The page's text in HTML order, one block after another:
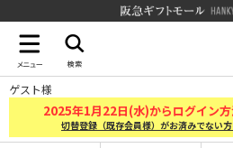
ゲスト様
2025年1月22日(水)からログイン方
切替登録（既存会員様）がお済みでない